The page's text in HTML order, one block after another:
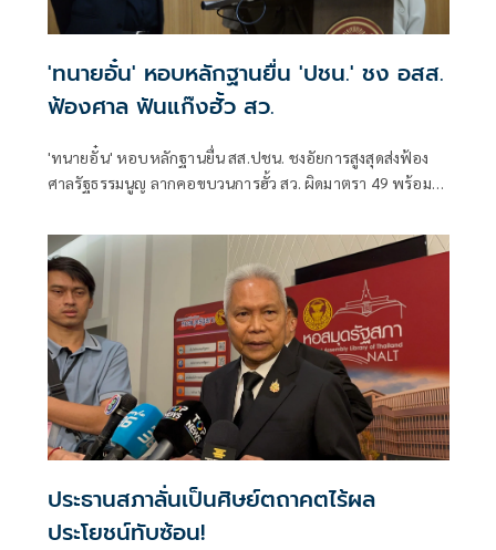
'ทนายอั๋น' หอบหลักฐานยื่น 'ปชน.' ชง อสส.
ฟ้องศาล ฟันแก๊งฮั้ว สว.
'ทนายอั๋น' หอบหลักฐานยื่น สส.ปชน. ชงอัยการสูงสุดส่งฟ้อง
ศาลรัฐธรรมนูญ ลากคอขบวนการฮั้ว สว. ผิดมาตรา 49 พร้อม
ประธานสภาลั่นเป็นศิษย์ตถาคตไร้ผล
ประโยชน์ทับซ้อน!